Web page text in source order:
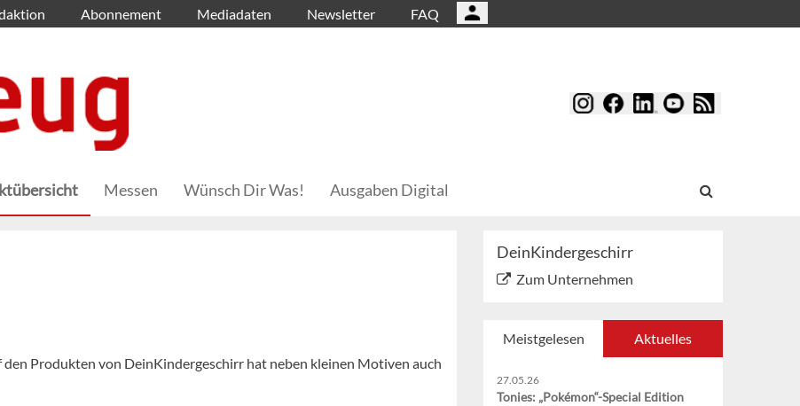
Abonnement Mediadaten Newsletter FAQ
Messen Wünsch Dir Was! Ausgaben Digital
Produkten von DeinKindergeschirr hat neben kleinen Motiven auch
DeinKindergeschirr
Zum Unternehmen
Meistgelesen Aktuelles
27.05.26
Tonies: „Pokémon“-Special Edition